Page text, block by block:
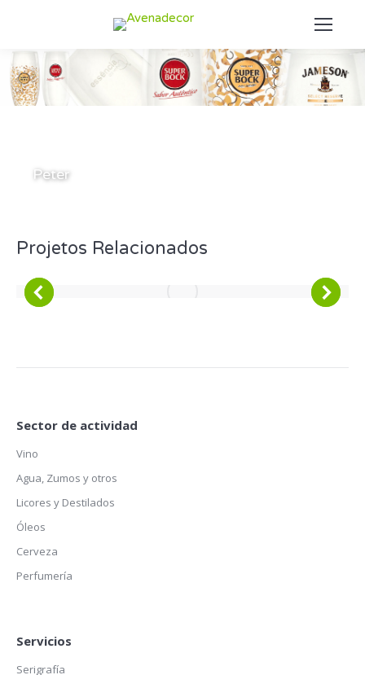
Estás aquí:
Peter
Projetos Relacionados
Sector de actividad
Vino
Agua, Zumos y otros
Licores y Destilados
Óleos
Cerveza
Perfumería
Servicios
Serigrafía